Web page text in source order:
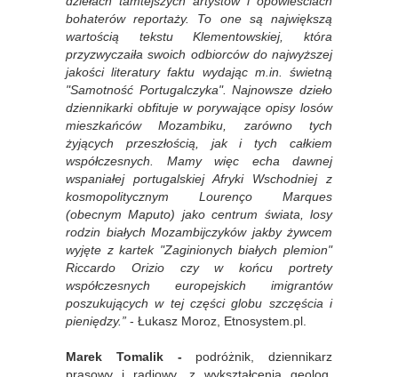
bohaterów reportaży. To one są największą
wartością tekstu Klementowskiej, która
przyzwyczaiła swoich odbiorców do najwyższej
jakości literatury faktu wydając m.in. świetną
"Samotność Portugalczyka". Najnowsze dzieło
dziennikarki obfituje w porywające opisy losów
mieszkańców Mozambiku, zarówno tych
żyjących przeszłością, jak i tych całkiem
współczesnych. Mamy więc echa dawnej
wspaniałej portugalskiej Afryki Wschodniej z
kosmopolitycznym Lourenço Marques
(obecnym Maputo) jako centrum świata, losy
rodzin białych Mozambijczyków jakby żywcem
wyjęte z kartek "Zaginionych białych plemion"
Riccardo Orizio czy w końcu portrety
współczesnych europejskich imigrantów
poszukujących w tej części globu szczęścia i
pieniędzy.” - Łukasz Moroz, Etnosystem.pl.
Marek Tomalik - podróżnik, dziennikarz
prasowy i radiowy, z wykształcenia geolog.